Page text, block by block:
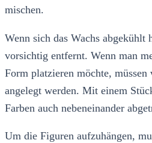
mischen.
Wenn sich das Wachs abgekühlt
vorsichtig entfernt. Wenn man
Form platzieren möchte, müssen
angelegt werden. Mit einem
Farben auch nebeneinander
Um die Figuren aufzuhängen,